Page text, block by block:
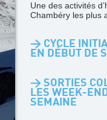
Une des activités
Chambéry les plus
> CYCLE
EN DÉBUT DE
> SORTIES
LES WEEK-
SEMAINE